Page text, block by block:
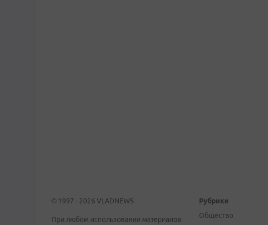
© 1997 - 2026 VLADNEWS
При любом использовании материалов
Рубрики
Общество